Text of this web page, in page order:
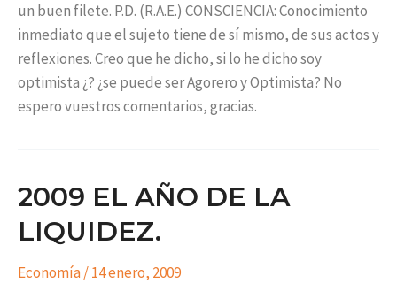
un buen filete. P.D. (R.A.E.) CONSCIENCIA: Conocimiento
inmediato que el sujeto tiene de sí mismo, de sus actos y
reflexiones. Creo que he dicho, si lo he dicho soy
optimista ¿? ¿se puede ser Agorero y Optimista? No
espero vuestros comentarios, gracias.
2009 EL AÑO DE LA
LIQUIDEZ.
Economía/14 enero, 2009